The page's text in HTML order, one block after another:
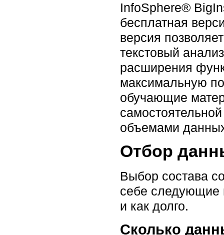
InfoSphere®
бесплатная
версия
текстовый
расширения
максимальную
обучающие
объемами
Отбор
Выбор состава
себе следующие
и как долго.
Сколько